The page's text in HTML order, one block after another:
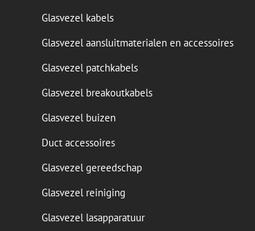
Glasvezel kabels
Glasvezel aansluitmaterialen en accessoires
Glasvezel patchkabels
Glasvezel breakoutkabels
Glasvezel buizen
Duct accessoires
Glasvezel gereedschap
Glasvezel reiniging
Glasvezel lasapparatuur